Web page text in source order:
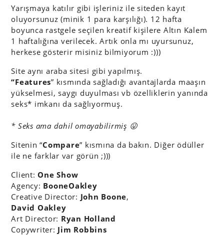
Yarışmaya katılır gibi işleriniz ile siteden kayıt
oluyorsunuz (minik 1 para karşılığı). 12 hafta
boyunca rastgele seçilen kreatif kişilere Altın Kalem
1 haftalığına verilecek. Artık onla mı uyursunuz,
herkese gösterir misiniz bilmiyorum :)))
Site aynı araba sitesi gibi yapılmış.
“Features” kısmında sağladığı avantajlarda maaşın
yükselmesi, saygı duyulması vb özelliklerin yanında
seks* imkanı da sağlıyormuş.
* Seks ama dahil omayabilirmiş 😛
Sitenin “Compare” kısmına da bakın. Diğer ödüller
ile ne farklar var görün ;)))
Client:One Show
Agency: BooneOakley
Creative Director: John Boone,
David Oakley
Art Director: Ryan Holland
Copywriter: Jim Robbins